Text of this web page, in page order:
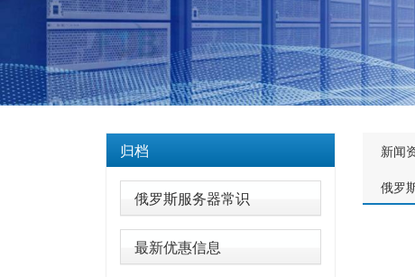
归档
俄罗斯服务器常识
最新优惠信息
新闻
俄罗